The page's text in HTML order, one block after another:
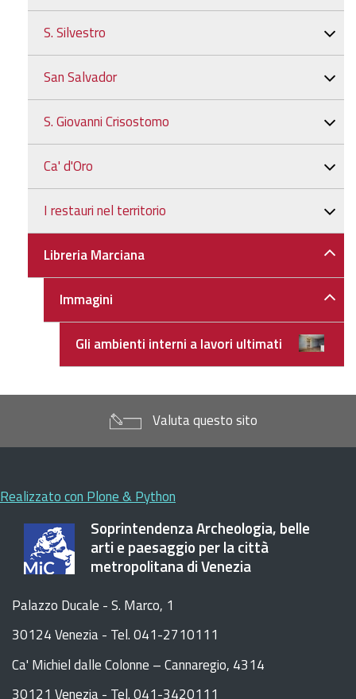
S. Silvestro
San Salvador
S. Giovanni Crisostomo
Ca' d'Oro
I restauri nel territorio
Libreria Marciana
Immagini
Gli ambienti interni a lavori ultimati
Valuta questo sito
Realizzato con Plone & Python
Soprintendenza Archeologia, belle
arti e paesaggio per la città
metropolitana di Venezia
Palazzo Ducale - S. Marco, 1
30124 Venezia - Tel. 041-2710111
Ca' Michiel dalle Colonne – Cannaregio, 4314
30121 Venezia - Tel. 041-3420111